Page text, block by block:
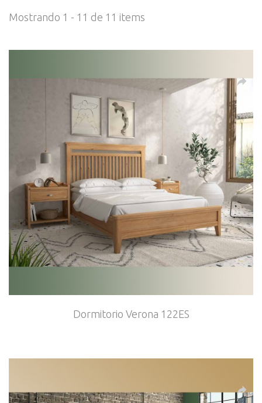
Mostrando 1 - 11 de 11 items
Dormitorio Verona 122ES